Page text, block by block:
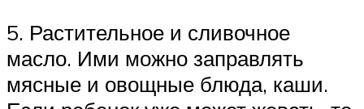
5. Растительное и сливочное
масло. Ими можно заправлять
мясные и овощные блюда, каши.